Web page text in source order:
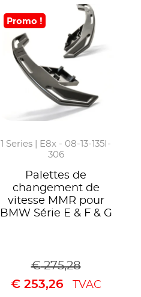
Promo !
1 Series | E8x - 08-13-135I-
306
Palettes de
changement de
vitesse MMR pour
BMW Série E & F & G
€275,28
€253,26 TVAC